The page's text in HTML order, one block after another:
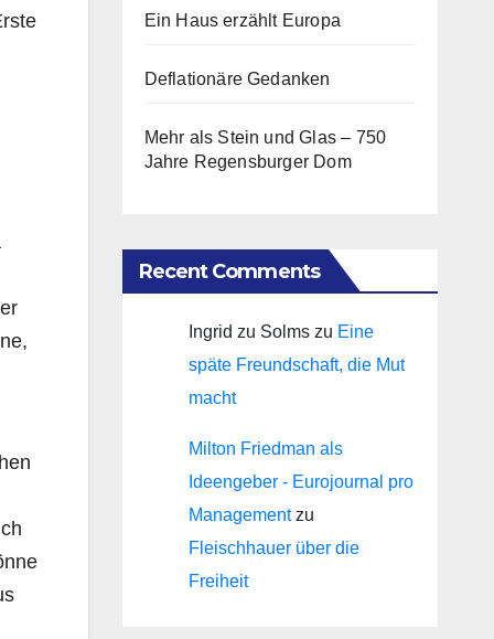
Ein Haus erzählt Europa
Deflationäre Gedanken
Mehr als Stein und Glas – 750
Jahre Regensburger Dom
Recent Comments
Ingrid zu Solmszu Eine
späte Freundschaft, die Mut
macht
Milton Friedman als
Ideengeber - Eurojournal pro
Managementzu
Fleischhauer über die
Freiheit